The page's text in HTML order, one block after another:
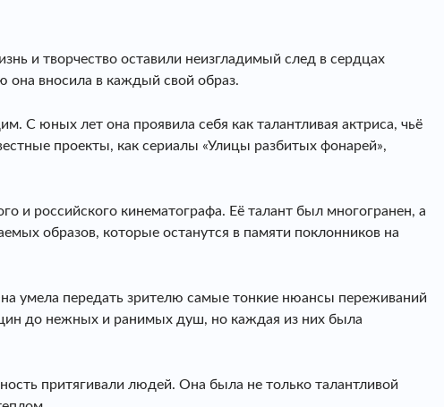
и творчество оставили неизгладимый след в сердцах
она вносила в каждый свой образ.
С юных лет она проявила себя как талантливая актриса, чьё
проекты, как сериалы «Улицы разбитых фонарей»,
и российского кинематографа. Её талант был многогранен, а
образов, которые останутся в памяти поклонников на
умела передать зрителю самые тонкие нюансы переживаний
до нежных и ранимых душ, но каждая из них была
притягивали людей. Она была не только талантливой